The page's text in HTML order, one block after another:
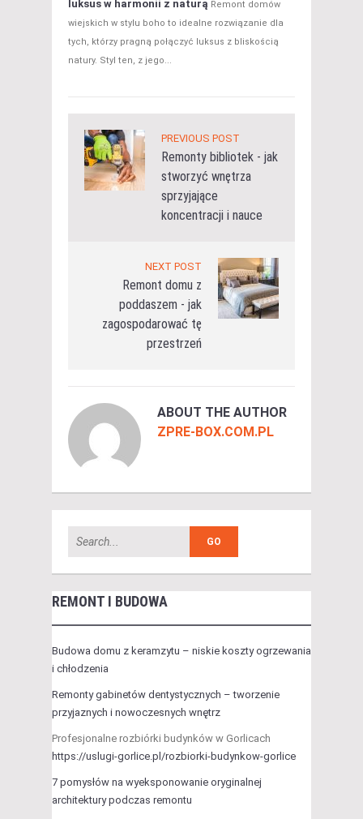
luksus w harmonii z naturą Remont domów
wiejskich w stylu boho to idealne rozwiązanie dla
tych, którzy pragną połączyć luksus z bliskością
natury. Styl ten, z jego...
PREVIOUS POST
Remonty bibliotek - jak
stworzyć wnętrza
sprzyjające
koncentracji i nauce
NEXT POST
Remont domu z
poddaszem - jak
zagospodarować tę
przestrzeń
ABOUT THE AUTHOR
ZPRE-BOX.COM.PL
REMONT I BUDOWA
Budowa domu z keramzytu – niskie koszty ogrzewania
i chłodzenia
Remonty gabinetów dentystycznych – tworzenie
przyjaznych i nowoczesnych wnętrz
Profesjonalne rozbiórki budynków w Gorlicach
https://uslugi-gorlice.pl/rozbiorki-budynkow-gorlice
7 pomysłów na wyeksponowanie oryginalnej
architektury podczas remontu